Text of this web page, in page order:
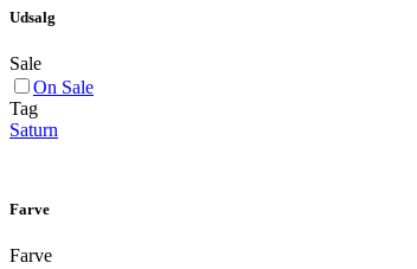
Udsalg
Sale
On Sale
Tag
Saturn
Farve
Farve